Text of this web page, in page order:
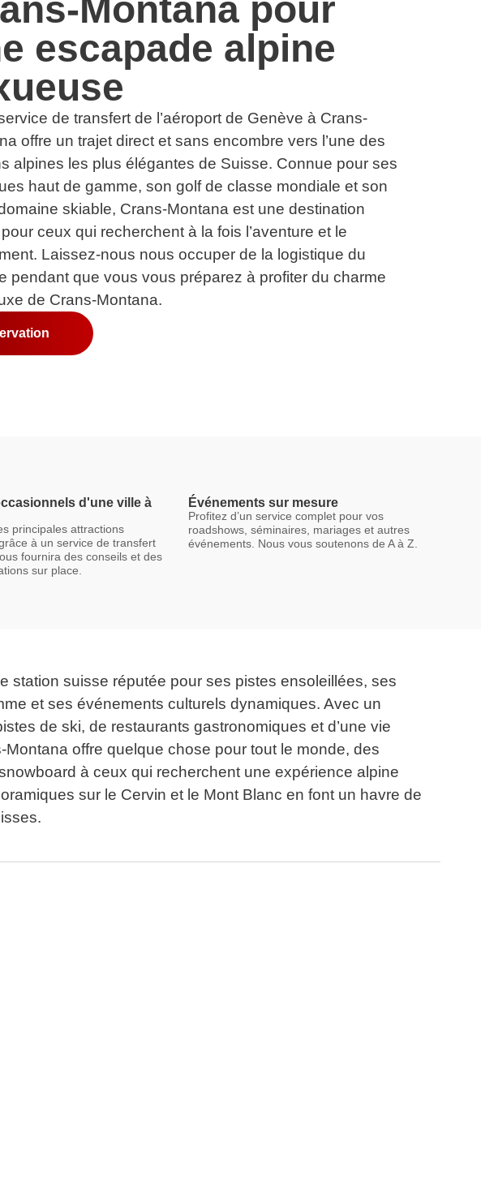
Montana pour
escapade alpine
de transfert de l’aéroport de Genève à Crans-
offre un trajet direct et sans encombre vers l’une des
alpines les plus élégantes de Suisse. Connue pour ses
haut de gamme, son golf de classe mondiale et son
skiable, Crans-Montana est une destination
ceux qui recherchent à la fois l’aventure et le
Laissez-nous nous occuper de la logistique du
pendant que vous vous préparez à profiter du charme
de Crans-Montana.
d'une ville à
principales attractions
à un service de transfert
fournira des conseils et des
sur place.
Événements sur mesure
Profitez d’un service complet pour vos
roadshows, séminaires, mariages et autres
événements. Nous vous soutenons de A à Z.
station suisse réputée pour ses pistes ensoleillées, ses
et ses événements culturels dynamiques. Avec un
de ski, de restaurants gastronomiques et d’une vie
Montana offre quelque chose pour tout le monde, des
à ceux qui recherchent une expérience alpine
sur le Cervin et le Mont Blanc en font un havre de